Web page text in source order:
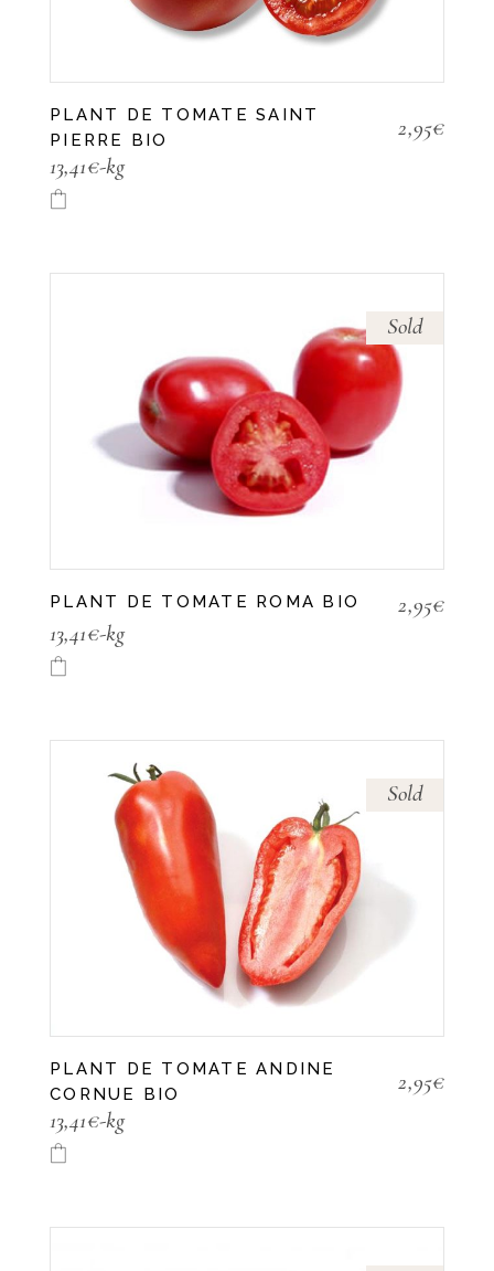
PLANT DE TOMATE SAINT
PIERRE BIO
2,95€
13,41€-kg
Sold
PLANT DE TOMATE ROMA BIO 2,95€
13,41€-kg
Sold
PLANT DE TOMATE ANDINE
CORNUE BIO
2,95€
13,41€-kg